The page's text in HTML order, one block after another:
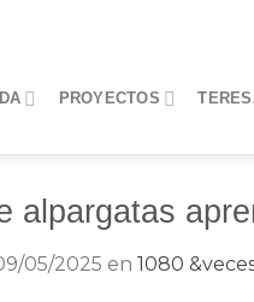
PROYECTOS
alpargatas
05/2025 en 1080